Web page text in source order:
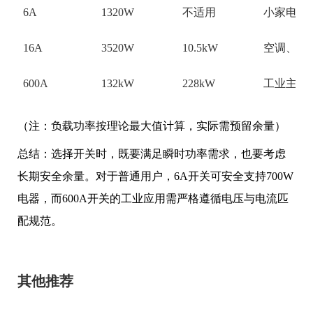
6A 1320W 不适用 小家电、
16A 3520W 10.5kW 空调、即
600A 132kW 228kW 工业主配
（注：负载功率按理论最大值计算，实际需预留余量）
总结：选择开关时，既要满足瞬时功率需求，也要考虑
长期安全余量。对于普通用户，6A开关可安全支持700W
电器，而600A开关的工业应用需严格遵循电压与电流匹
配规范。
其他推荐